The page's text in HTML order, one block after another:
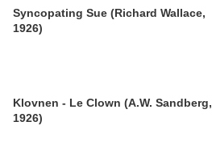
Syncopating Sue (Richard Wallace,
1926)
Klovnen - Le Clown (A.W. Sandberg,
1926)